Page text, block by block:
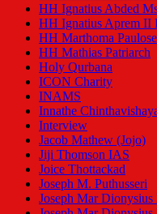
HH Ignatius Abded
HH Ignatius Aprem II
HH Marthoma
HH Mathias Patriarch
Holy Qurbana
ICON Charity
INAMS
Innathe
Interview
Jacob Mathew (Jojo)
Jiji Thomson IAS
Joice Thottackad
Joseph M. Puthusseri
Joseph Mar